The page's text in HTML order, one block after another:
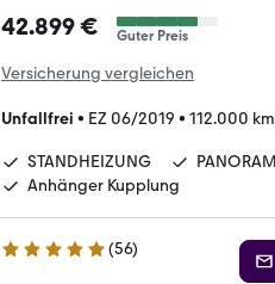
42.899 € Guter Preis
Versicherung vergleichen
Unfallfrei • EZ 06/2019 • 112.000 km
STANDHEIZUNG
Anhänger Kupplung
4.8 Sterne (56)